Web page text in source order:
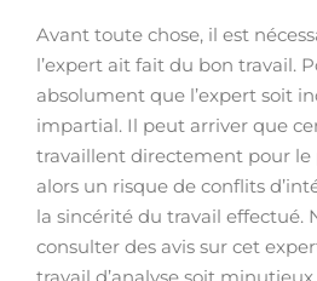
Avant toute chose, il est
l’expert ait fait du bon travail.
absolument que l’expert soit
impartial. Il peut arriver que
travaillent directement pour le
alors un risque de conflits
la sincérité du travail effectué.
consulter des avis sur cet